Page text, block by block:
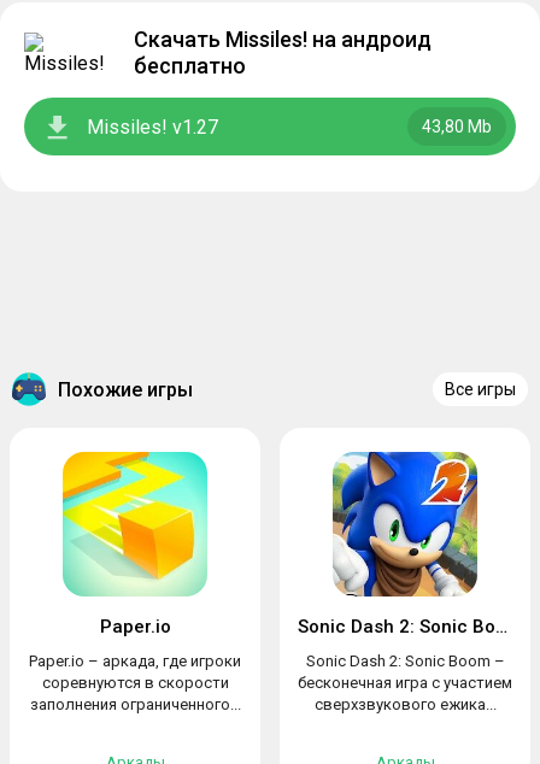
Скачать Missiles! на андроид
бесплатно
Missiles! v1.27 43,80 Mb
Похожие игры Все игры
Paper.io
Paper.io – аркада, где игроки
соревнуются в скорости
заполнения ограниченного...
Sonic Dash 2: Sonic Boom
Sonic Dash 2: Sonic Boom –
бесконечная игра с участием
сверхзвукового ежика...